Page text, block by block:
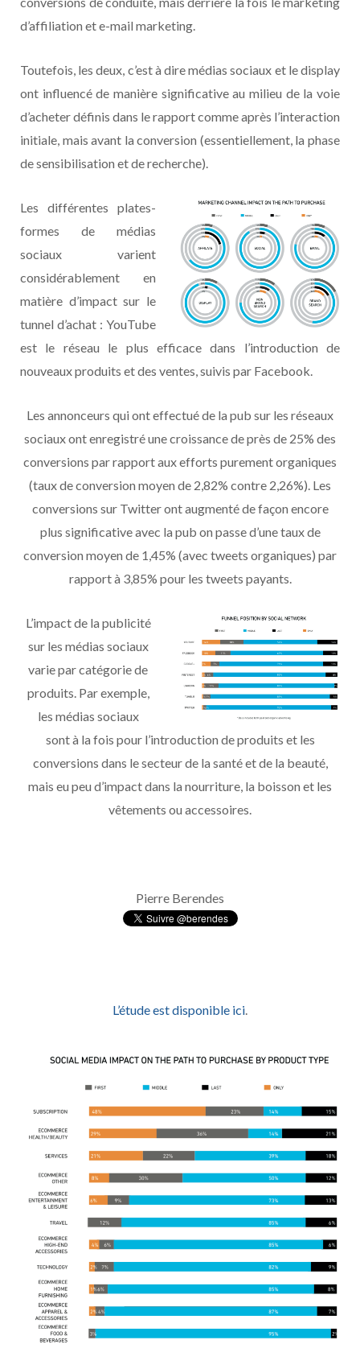
d’affiliation et e-mail marketing.
Toutefois, les deux, c’est à dire médias sociaux et le display
ont influencé de manière significative au milieu de la voie
d’acheter définis dans le rapport comme après l’interaction
initiale, mais avant la conversion (essentiellement, la phase
de sensibilisation et de recherche).
Les différentes plates-
formes de médias
sociaux varient
considérablement en
matière d’impact sur le
tunnel d’achat : YouTube
est le réseau le plus efficace dans l’introduction de
nouveaux produits et des ventes, suivis par Facebook.
Les annonceurs qui ont effectué de la pub sur les réseaux
sociaux ont enregistré une croissance de près de 25% des
conversions par rapport aux efforts purement organiques
(taux de conversion moyen de 2,82% contre 2,26%). Les
conversions sur Twitter ont augmenté de façon encore
plus significative avec la pub on passe d’une taux de
conversion moyen de 1,45% (avec tweets organiques) par
rapport à 3,85% pour les tweets payants.
L’impact de la publicité
sur les médias sociaux
varie par catégorie de
produits. Par exemple,
les médias sociaux
sont à la fois pour l’introduction de produits et les
conversions dans le secteur de la santé et de la beauté,
mais eu peu d’impact dans la nourriture, la boisson et les
vêtements ou accessoires.
Pierre Berendes
L’étude est disponible ici.